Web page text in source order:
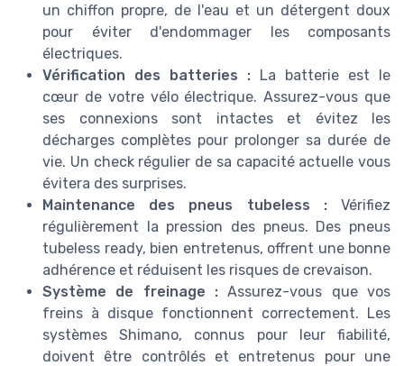
un chiffon propre, de l'eau et un détergent doux
pour éviter d'endommager les composants
électriques.
Vérification des batteries : La batterie est le
cœur de votre vélo électrique. Assurez-vous que
ses connexions sont intactes et évitez les
décharges complètes pour prolonger sa durée de
vie. Un check régulier de sa capacité actuelle vous
évitera des surprises.
Maintenance des pneus tubeless :Vérifiez
régulièrement la pression des pneus. Des pneus
tubeless ready, bien entretenus, offrent une bonne
adhérence et réduisent les risques de crevaison.
Système de freinage : Assurez-vous que vos
freins à disque fonctionnent correctement. Les
systèmes Shimano, connus pour leur fiabilité,
doivent être contrôlés et entretenus pour une